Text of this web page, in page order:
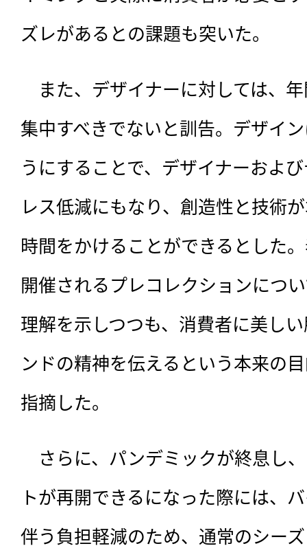
ズレがあるとの課題も突いた。
また、デザイナーに対しては、
集中すべきでないと訓告。デザイ
うにすることで、デザイナーおよ
レス低減にもなり、創造性と技術
時間をかけることができるとした
開催されるプレコレクションにつ
理解を示しつつも、消費者に美し
ンドの精神を伝えるという本来の
指摘した。
さらに、パンデミックが終息し
トが再開できるになった際には、
伴う負担軽減のため、通常のシー